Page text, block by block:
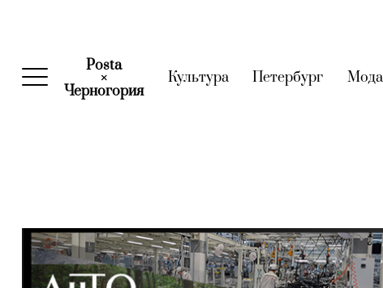
Posta
×
Черногория(current)
Культура(current)
Петербург (current)
Мода